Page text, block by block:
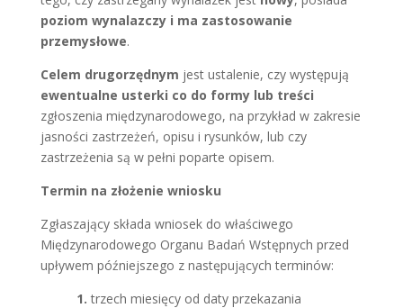
poziom wynalazczy i ma zastosowanie
przemysłowe.
Celem drugorzędnym jest ustalenie, czy występują
ewentualne usterki co do formy lub treści
zgłoszenia międzynarodowego, na przykład w zakresie
jasności zastrzeżeń, opisu i rysunków, lub czy
zastrzeżenia są w pełni poparte opisem.
Termin na złożenie wniosku
Zgłaszający składa wniosek do właściwego
Międzynarodowego Organu Badań Wstępnych przed
upływem późniejszego z następujących terminów:
1. trzech miesięcy od daty przekazania